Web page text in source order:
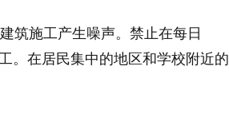
筑施工产生噪声。禁止在每日
。在居民集中的地区和学校附近的